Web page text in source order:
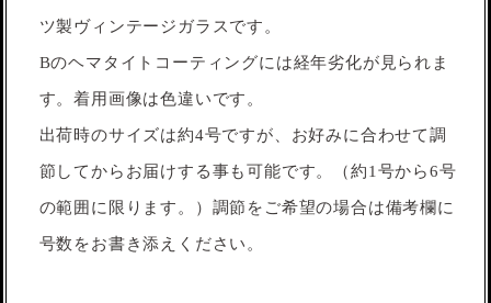
ツ製ヴィンテージガラスです。
Bのヘマタイトコーティングには経年劣化が見られま
す。着用画像は色違いです。
出荷時のサイズは約4号ですが、お好みに合わせて調
節してからお届けする事も可能です。（約1号から6号
の範囲に限ります。）調節をご希望の場合は備考欄に
号数をお書き添えください。